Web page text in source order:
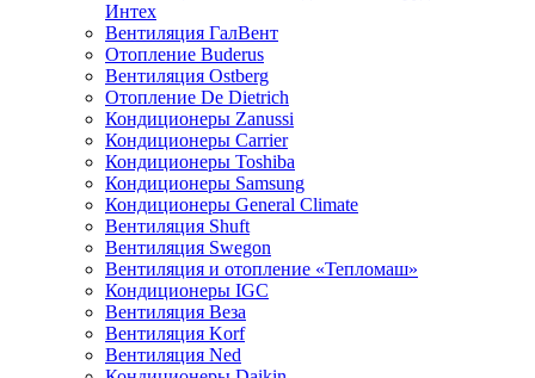
Интех
Вентиляция ГалВент
Отопление Buderus
Вентиляция Ostberg
Отопление De Dietrich
Кондиционеры Zanussi
Кондиционеры Carrier
Кондиционеры Toshiba
Кондиционеры Samsung
Кондиционеры General Climate
Вентиляция Shuft
Вентиляция Swegon
Вентиляция и отопление «Тепломаш»
Кондиционеры IGC
Вентиляция Веза
Вентиляция Korf
Вентиляция Ned